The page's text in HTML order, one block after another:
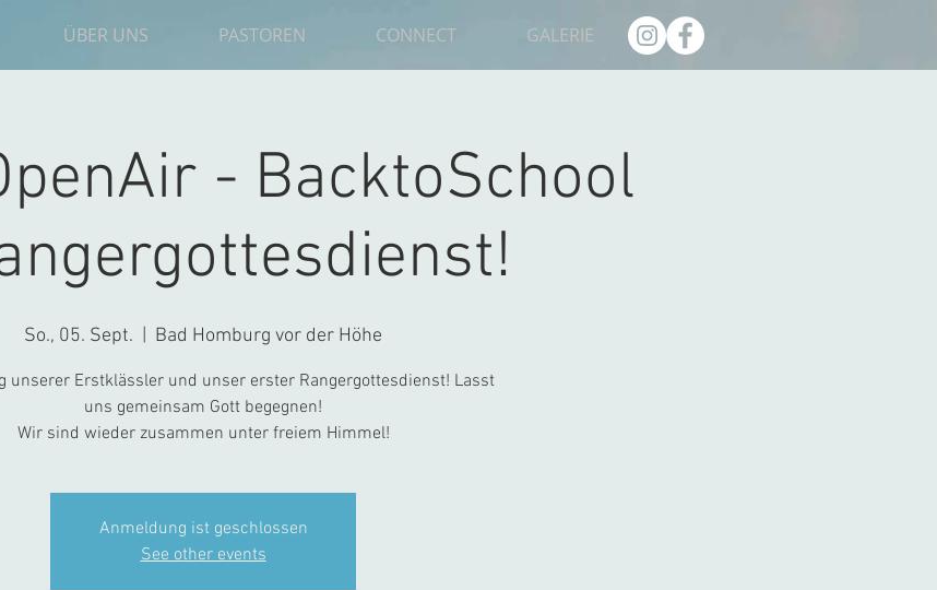
ÜBER UNS PASTOREN CONNECT GALERIE
- BacktoSchool
So., 05. Sept. Bad Homburg vor der Höhe
unserer Erstklässler und unser erster Rangergottesdienst! Lasst
uns gemeinsam Gott begegnen!
Wir sind wieder zusammen unter freiem Himmel!
Anmeldung ist geschlossen
See other events